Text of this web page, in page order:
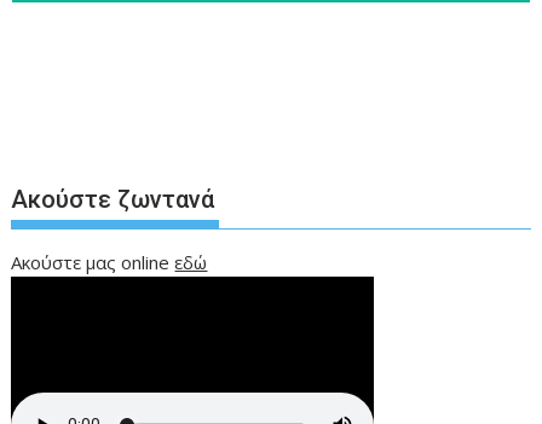
Ακούστε ζωντανά
Ακούστε μας onlineεδώ